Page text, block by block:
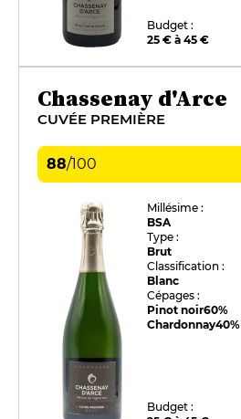
Budget :
25 € à 45 €
Chassenay d'Arce
CUVÉE PREMIÈRE
88/100
Millésime :
BSA
Type :
Brut
Classification :
Blanc
Cépages :
Pinot noir60%
Chardonnay40%
Budget :